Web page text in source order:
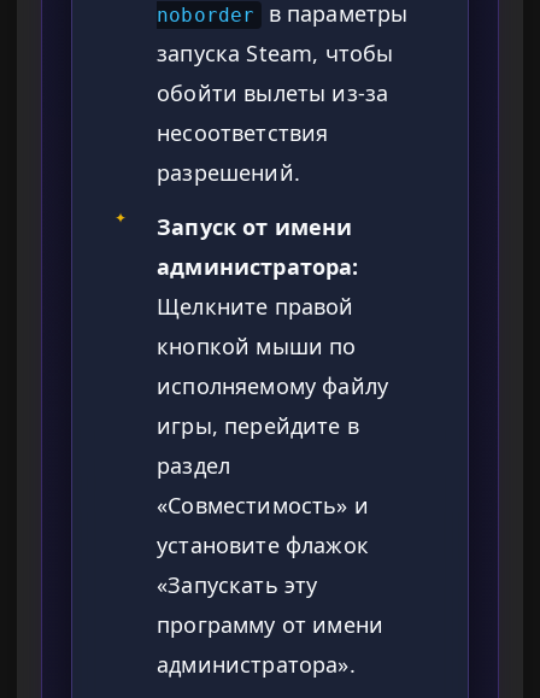
noborder
в параметры
запуска Steam, чтобы
обойти вылеты из-за
несоответствия
разрешений.
✦
Запуск от имени
администратора:
Щелкните правой
кнопкой мыши по
исполняемому файлу
игры, перейдите в
раздел
«Совместимость» и
установите флажок
«Запускать эту
программу от имени
администратора».